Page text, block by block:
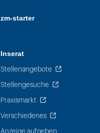
zm-starter
Inserat
Stellenangebote
Stellengesuche
Praxismarkt
Verschiedenes
Anzeige aufgeben